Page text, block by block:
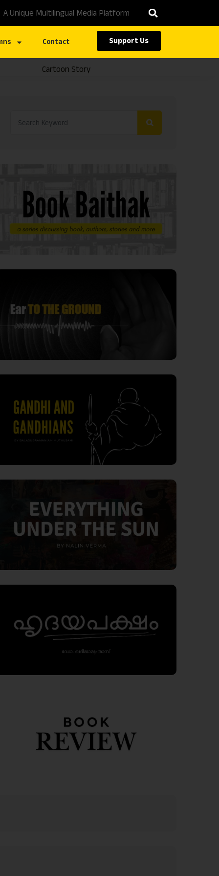
A Unique Multilingual Media Platform
Contact Support Us
Cartoon Story